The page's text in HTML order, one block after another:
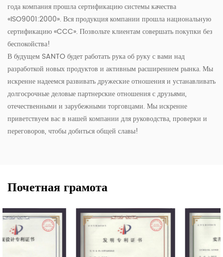
года компания прошла сертификацию системы качества
«ISO9001:2000». Вся продукция компании прошла национальную
сертификацию «CCC». Позвольте клиентам совершать покупки без
беспокойства!
В будущем SANTO будет работать рука об руку с вами над
разработкой новых продуктов и активным расширением рынка. Мы
искренне надеемся развивать дружеские отношения и устанавливать
долгосрочные деловые партнерские отношения с друзьями,
отечественными и зарубежными торговцами. Мы искренне
приветствуем вас в нашей компании для руководства, проверки и
переговоров, чтобы добиться общей славы!
Почетная грамота